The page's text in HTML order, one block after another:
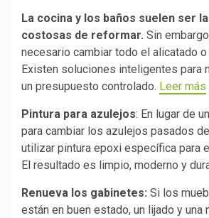
La cocina y los baños suelen ser
costosas de reformar. Sin
necesario cambiar todo el alicatado
Existen soluciones inteligentes para
un presupuesto controlado. Leer más
Pintura para azulejos: En lugar de
para cambiar los azulejos pasados
utilizar pintura epoxi específica para
El resultado es limpio, moderno y
Renueva los gabinetes: Si los
están en buen estado, un lijado y una